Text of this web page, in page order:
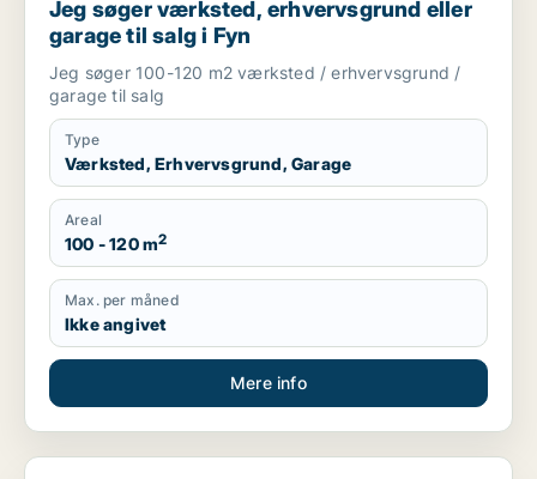
Jeg søger værksted, erhvervsgrund eller
garage til salg i Fyn
Jeg søger 100-120 m2 værksted / erhvervsgrund /
garage til salg
Type
Værksted, Erhvervsgrund, Garage
Areal
100 - 120 m2
Max. per måned
Ikke angivet
Mere info